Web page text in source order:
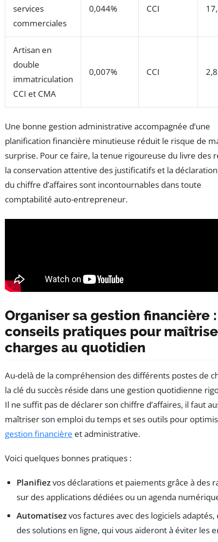
services
commerciales
0,044% CCI
Artisan en
double
immatriculation
CCI et CMA
0,007% CCI
Une bonne gestion administrative accompagnée d’une
planification financière minutieuse réduit le risque de
surprise. Pour ce faire, la tenue rigoureuse du livre des
la conservation attentive des justificatifs et la
du chiffre d’affaires sont incontournables dans toute
comptabilité auto-entrepreneur.
Organiser sa gestion financière :
conseils pratiques pour
charges au quotidien
Au-delà de la compréhension des différents postes de
la clé du succès réside dans une gestion quotidienne
Il ne suffit pas de déclarer son chiffre d’affaires, il faut
maîtriser son emploi du temps et ses outils pour
gestion financière et administrative.
Voici quelques bonnes pratiques :
Planifiezvos déclarations et paiements grâce à des
sur des applications dédiées ou un agenda
Automatisezvos factures avec des logiciels
des solutions en ligne, qui vous aideront à éviter les